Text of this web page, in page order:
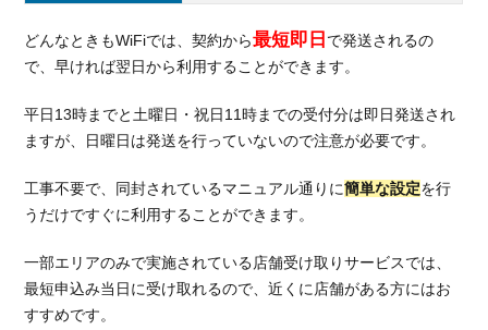
5.2.
通信
5.3.
の月
金平
実質
費用
どんなときもWiFiでは、契約から最短即日 で発送されるの
で、早ければ翌日から利用することができます。
平日13時までと土曜日・祝日11時までの受付分は即日発送され
ますが、日曜日は発送を行っていないので注意が必要です。
工事不要で、同封されているマニュアル通りに簡単な設定を行
うだけですぐに利用することができます。
一部エリアのみで実施されている店舗受け取りサービスでは、
最短申込み当日に受け取れるので、近くに店舗がある方にはお
すすめです。